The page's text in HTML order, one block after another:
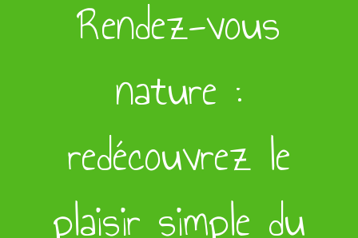
Rendez-vous
nature :
redécouvrez le
plaisir simple du